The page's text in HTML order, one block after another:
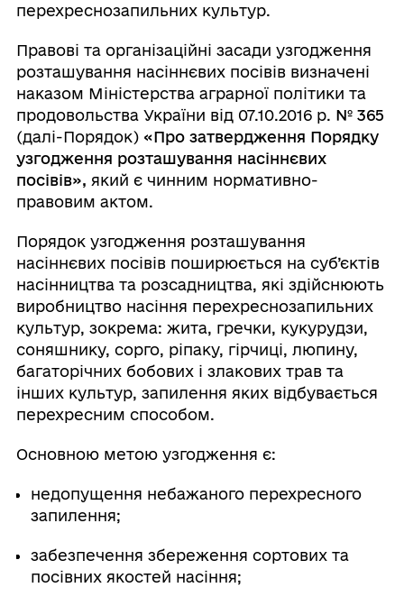
перехреснозапильних культур.
Правові та організаційні засади узгодження
розташування насіннєвих посівів визначені
наказом Міністерства аграрної політики та
продовольства України від 07.10.2016 р. № 365
(далі-Порядок)«Про затвердження Порядку
узгодження розташування насіннєвих
посівів», який є чинним нормативно-
правовим актом.
Порядок узгодження розташування
насіннєвих посівів поширюється на суб’єктів
насінництва та розсадництва, які здійснюють
виробництво насіння перехреснозапильних
культур, зокрема: жита, гречки, кукурудзи,
соняшнику, сорго, ріпаку, гірчиці, люпину,
багаторічних бобових і злакових трав та
інших культур, запилення яких відбувається
перехресним способом.
Основною метою узгодження є:
недопущення небажаного перехресного
запилення;
забезпечення збереження сортових та
посівних якостей насіння;